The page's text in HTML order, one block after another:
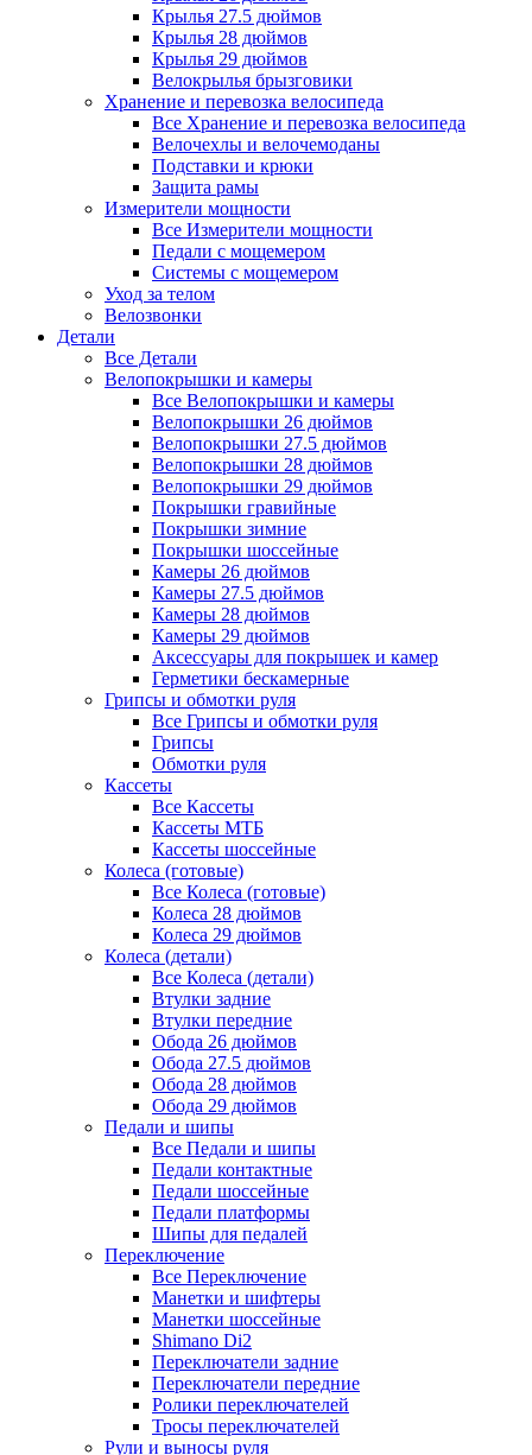
Крылья 27.5 дюймов
Крылья 28 дюймов
Крылья 29 дюймов
Велокрылья брызговики
Хранение и перевозка велосипеда
Все Хранение и перевозка велосипеда
Велочехлы и велочемоданы
Подставки и крюки
Защита рамы
Измерители мощности
Все Измерители мощности
Педали с мощемером
Системы с мощемером
Уход за телом
Велозвонки
Детали
Все Детали
Велопокрышки и камеры
Все Велопокрышки и камеры
Велопокрышки 26 дюймов
Велопокрышки 27.5 дюймов
Велопокрышки 28 дюймов
Велопокрышки 29 дюймов
Покрышки гравийные
Покрышки зимние
Покрышки шоссейные
Камеры 26 дюймов
Камеры 27.5 дюймов
Камеры 28 дюймов
Камеры 29 дюймов
Аксессуары для покрышек и камер
Герметики бескамерные
Грипсы и обмотки руля
Все Грипсы и обмотки руля
Грипсы
Обмотки руля
Кассеты
Все Кассеты
Кассеты МТБ
Кассеты шоссейные
Колеса (готовые)
Все Колеса (готовые)
Колеса 28 дюймов
Колеса 29 дюймов
Колеса (детали)
Все Колеса (детали)
Втулки задние
Втулки передние
Обода 26 дюймов
Обода 27.5 дюймов
Обода 28 дюймов
Обода 29 дюймов
Педали и шипы
Все Педали и шипы
Педали контактные
Педали шоссейные
Педали платформы
Шипы для педалей
Переключение
Все Переключение
Манетки и шифтеры
Манетки шоссейные
Shimano Di2
Переключатели задние
Переключатели передние
Ролики переключателей
Тросы переключателей
Рули и выносы руля